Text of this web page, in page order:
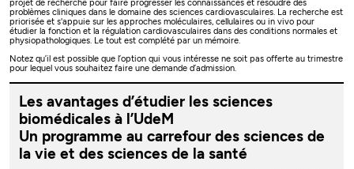
projet de recherche pour faire progresser les connaissances et résoudre des
problèmes cliniques dans le domaine des sciences cardiovasculaires. La recherche est
priorisée et s'appuie sur les approches moléculaires, cellulaires ou in vivo pour
étudier la fonction et la régulation cardiovasculaires dans des conditions normales et
physiopathologiques. Le tout est complété par un mémoire.
Notez qu’il est possible que l’option qui vous intéresse ne soit pas offerte au trimestre
pour lequel vous souhaitez faire une demande d’admission.
Les avantages d’étudier les sciences
biomédicales à l’UdeM
Un programme au carrefour des sciences de
la vie et des sciences de la santé